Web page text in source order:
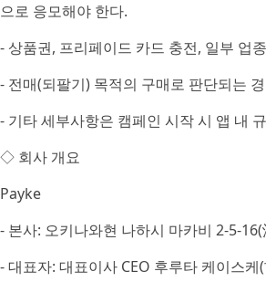
으로 응모해야 한다.
- 상품권, 프리페이드 카드 충전, 일부 업
- 전매(되팔기) 목적의 구매로 판단되는
- 기타 세부사항은 캠페인 시작 시 앱 내
◇ 회사 개요
Payke
- 본사: 오키나와현 나하시 마카비 2-5-
- 대표자: 대표이사 CEO 후루타 케이스케